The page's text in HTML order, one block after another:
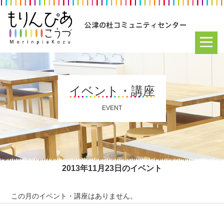
イベント・講座
EVENT
2013年11月23日のイベント
この月のイベント・講座はありません。